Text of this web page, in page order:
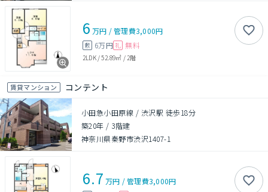
6 万円 /管理費3,000円
敷 6万円 礼 無料
2LDK/52.89㎡ / 2階
賃貸マンション コンテント
小田急小田原線 / 渋沢駅 徒歩18分
築20年 / 3階建
神奈川県秦野市渋沢1407-1
6.7 万円 /管理費3,000円